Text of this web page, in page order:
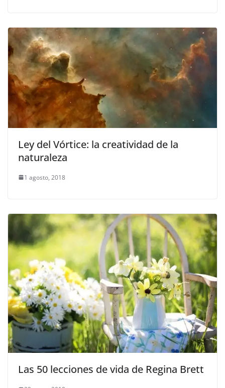
Ley del Vórtice: la creatividad de la
naturaleza
1 agosto, 2018
Las 50 lecciones de vida de Regina Brett